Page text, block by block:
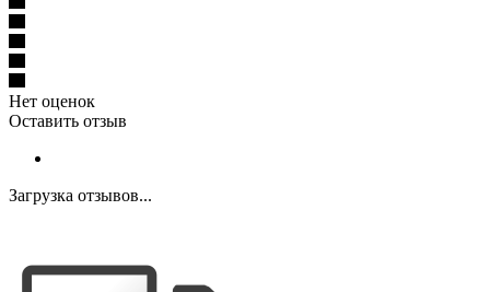
Нет оценок
Оставить отзыв
Загрузка отзывов...